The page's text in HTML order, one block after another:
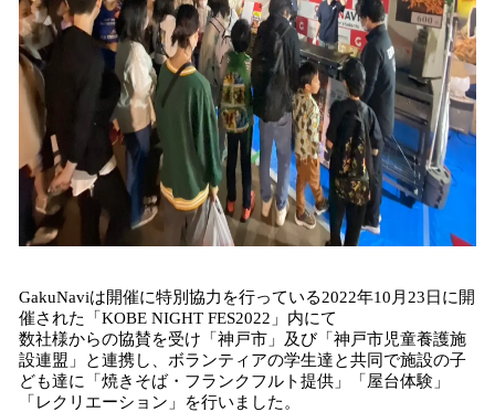
GakuNaviは開催に特別協力を行っている2022年10月23日に開
催された「KOBE NIGHT FES2022」内にて
数社様からの協賛を受け「神戸市」及び「神戸市児童養護施
設連盟」と連携し、ボランティアの学生達と共同で施設の子
ども達に「焼きそば・フランクフルト提供」「屋台体験」
「レクリエーション」を行いました。